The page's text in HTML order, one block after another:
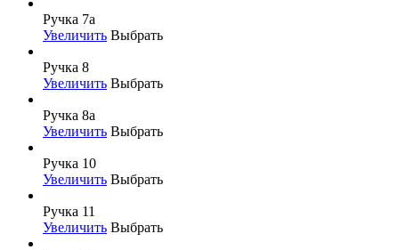
Ручка 7а
Увеличить Выбрать
Ручка 8
Увеличить Выбрать
Ручка 8а
Увеличить Выбрать
Ручка 10
Увеличить Выбрать
Ручка 11
Увеличить Выбрать